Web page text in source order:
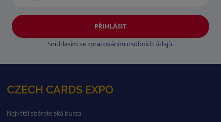
PŘIHLÁSIT
Souhlasím sezpracováním osobních údajů.
CZECH CARDS EXPO
Největší sběratelská burza